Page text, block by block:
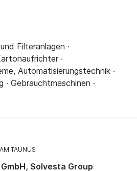
Filteranlagen ·
·
Automatisierungstechnik ·
Gebrauchtmaschinen ·
TAUNUS
Solvesta Group